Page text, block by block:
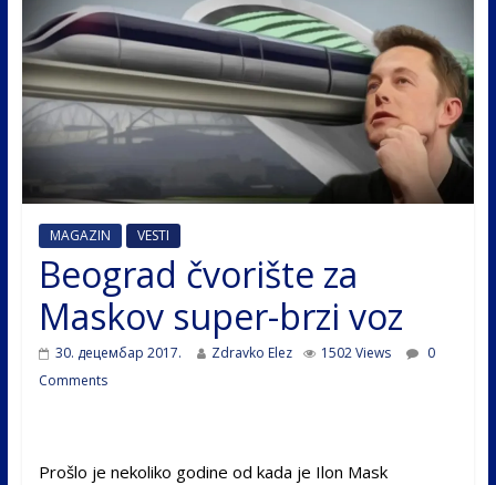
MAGAZIN VESTI
Beograd čvorište za
Maskov super-brzi voz
30. децембар 2017. Zdravko Elez 1502 Views
0
Comments
Prošlo je nekoliko godine od kada je Ilon Mask